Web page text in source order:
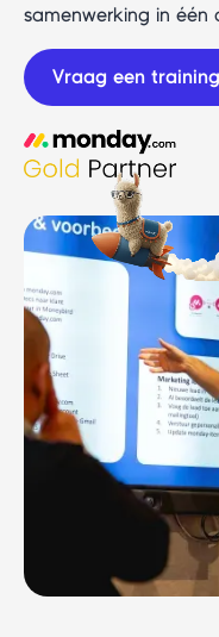
samenwerking in één
Vraag een